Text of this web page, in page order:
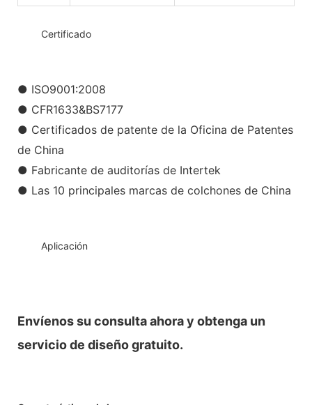
Certificado
● ISO9001:2008
● CFR1633&BS7177
● Certificados de patente de la Oficina de Patentes
de China
● Fabricante de auditorías de Intertek
● Las 10 principales marcas de colchones de China
Aplicación
Envíenos su consulta ahora y obtenga un
servicio de diseño gratuito.